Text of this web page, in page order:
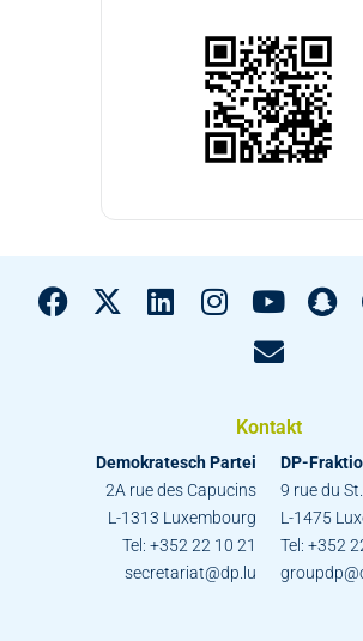
Kontakt
Demokratesch Partei
2A rue des Capucins
L-1313 Luxembourg
Tel: +352 22 10 21
secretariat@dp.lu
DP-
9 rue du
L-1475
Tel: +352